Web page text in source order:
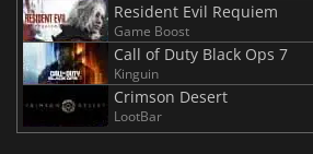
Resident Evil Requiem
Game Boost
Call of Duty Black Ops 7
Kinguin
Crimson Desert
LootBar